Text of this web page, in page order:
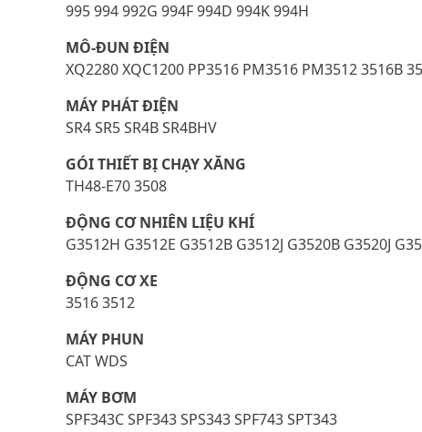
995 994 992G 994F 994D 994K 994H
MÔ-ĐUN ĐIỆN
XQ2280 XQC1200 PP3516 PM3516 PM3512 3516B
MÁY PHÁT ĐIỆN
SR4 SR5 SR4B SR4BHV
GÓI THIẾT BỊ CHẠY XĂNG
TH48-E70 3508
ĐỘNG CƠ NHIÊN LIỆU KHÍ
G3512H G3512E G3512B G3512J G3520B G3520J
ĐỘNG CƠ XE
3516 3512
MÁY PHUN
CAT WDS
MÁY BƠM
SPF343C SPF343 SPS343 SPF743 SPT343